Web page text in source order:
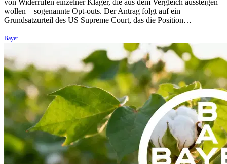
von Widerrufen einzelner Kläger, die aus dem Vergleich aussteigen
wollen – sogenannte Opt-outs. Der Antrag folgt auf ein
Grundsatzurteil des US Supreme Court, das die Position…
Bayer